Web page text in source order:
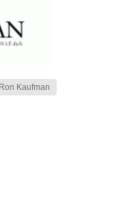
Ron Kaufman